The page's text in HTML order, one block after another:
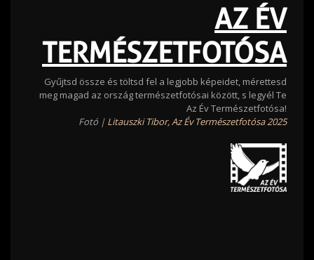
AZ ÉV
TERMÉSZETFOTÓSA
Gyűjtsd össze és töltsd fel a legjobb képeidet, mérettesd
meg magad az ország természetfotósai között, s legyél Te
Az Év Természetfotósa!
Fotó | Litauszki Tibor, Az Év Természetfotósa 2025